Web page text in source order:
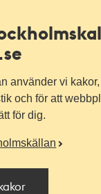
använder vi
och för att
för dig.